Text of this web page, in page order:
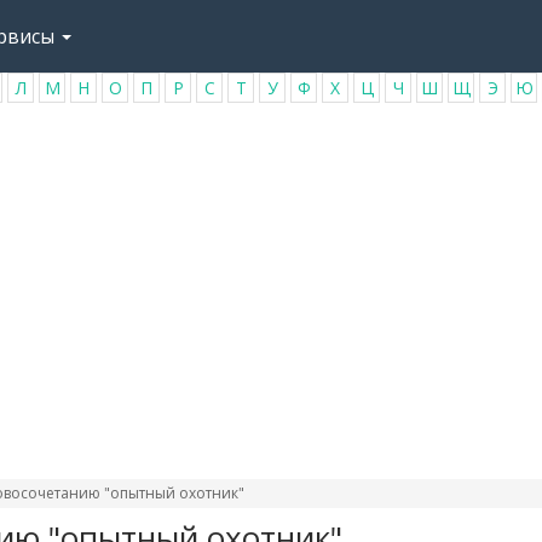
Л М Н О П Р С Т У Ф Х Ц Ч Ш Щ Э Ю
"опытный охотник"